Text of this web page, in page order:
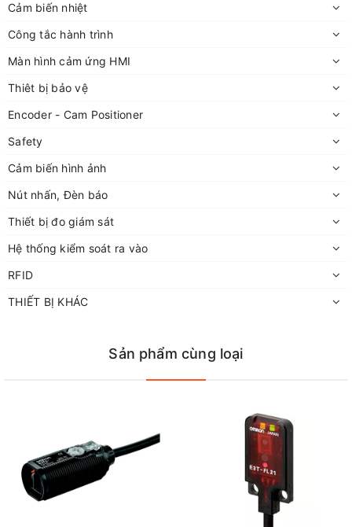
Cảm biến nhiệt
Công tắc hành trình
Màn hình cảm ứng HMI
Thiêt bị bảo vệ
Encoder - Cam Positioner
Safety
Cảm biến hình ảnh
Nút nhấn, Đèn báo
Thiết bị đo giám sát
Hệ thống kiểm soát ra vào
RFID
THIẾT BỊ KHÁC
Sản phẩm cùng loại